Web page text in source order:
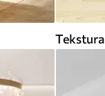
Tekstura